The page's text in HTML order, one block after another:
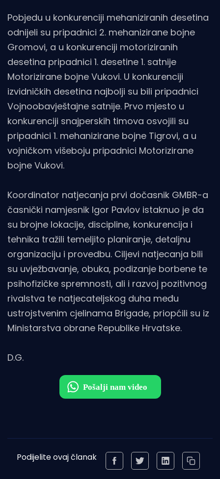
Pobjedu u konkurenciji mehaniziranih desetina
odnijeli su pripadnici 2. mehanizirane bojne
Gromovi, a u konkurenciji motoriziranih
desetina pripadnici 1. desetine 1. satnije
Motorizirane bojne Vukovi. U konkurenciji
izvidničkih desetina najbolji su bili pripadnici
Vojnoobavještajne satnije. Prvo mjesto u
konkurenciji snajperskih timova osvojili su
pripadnici 1. mehanizirane bojne Tigrovi, a u
vojničkom višeboju pripadnici Motorizirane
bojne Vukovi.
Koordinator natjecanja prvi dočasnik GMBR-a
časnički namjesnik Igor Pavlov istaknuo je da
su brojne lokacije, discipline, konkurencija i
tehnika tražili temeljito planiranje, detaljnu
organizaciju i provedbu. Ciljevi natjecanja bili
su uvježbavanje, obuka, podizanje borbene te
psihofizičke spremnosti, ali i razvoj pozitivnog
rivalstva te natjecateljskog duha među
ustrojstvenim cjelinama Brigade, priopćili su iz
Ministarstva obrane Republike Hrvatske.
D.G.
Podijelite ovaj članak